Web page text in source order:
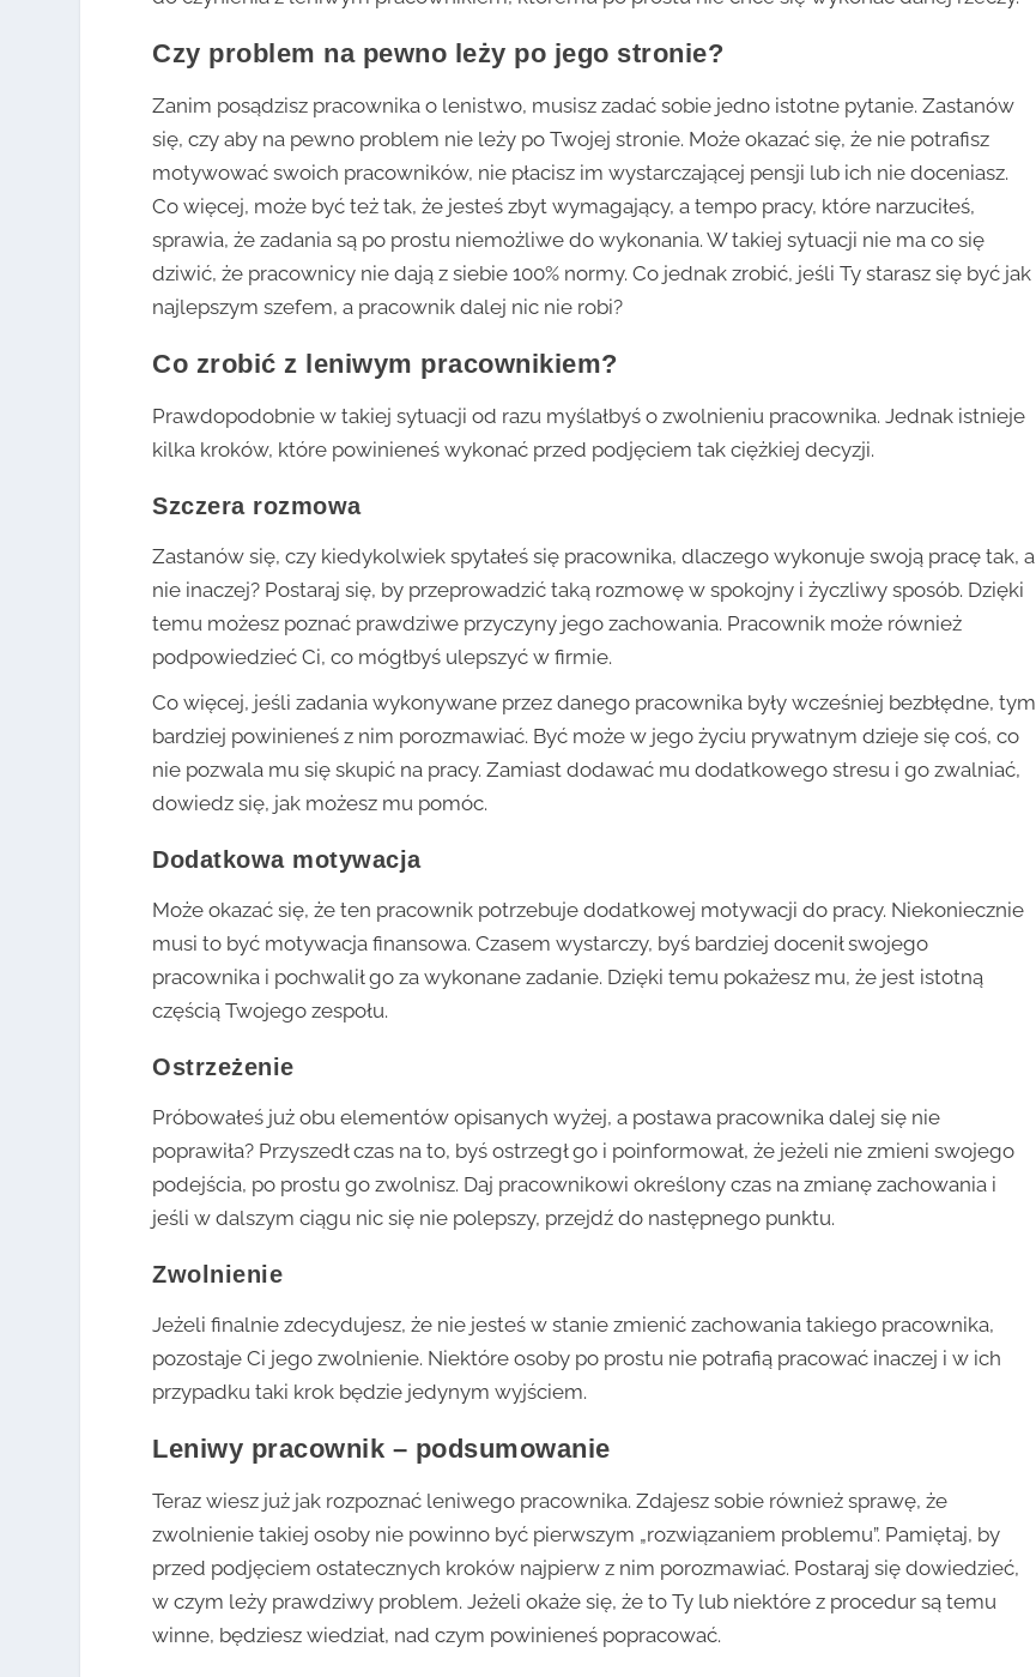
Czy problem na pewno leży po jego stronie?
Zanim posądzisz pracownika o lenistwo, musisz zadać sobie jedno istotne pytanie. Zastanów
się, czy aby na pewno problem nie leży po Twojej stronie. Może okazać się, że nie potrafisz
motywować swoich pracowników, nie płacisz im wystarczającej pensji lub ich nie doceniasz.
Co więcej, może być też tak, że jesteś zbyt wymagający, a tempo pracy, które narzuciłeś,
sprawia, że zadania są po prostu niemożliwe do wykonania. W takiej sytuacji nie ma co się
dziwić, że pracownicy nie dają z siebie 100% normy. Co jednak zrobić, jeśli Ty starasz się być jak
najlepszym szefem, a pracownik dalej nic nie robi?
Co zrobić z leniwym pracownikiem?
Prawdopodobnie w takiej sytuacji od razu myślałbyś o zwolnieniu pracownika. Jednak istnieje
kilka kroków, które powinieneś wykonać przed podjęciem tak ciężkiej decyzji.
Szczera rozmowa
Zastanów się, czy kiedykolwiek spytałeś się pracownika, dlaczego wykonuje swoją pracę tak, a
nie inaczej? Postaraj się, by przeprowadzić taką rozmowę w spokojny i życzliwy sposób. Dzięki
temu możesz poznać prawdziwe przyczyny jego zachowania. Pracownik może również
podpowiedzieć Ci, co mógłbyś ulepszyć w firmie.
Co więcej, jeśli zadania wykonywane przez danego pracownika były wcześniej bezbłędne, tym
bardziej powinieneś z nim porozmawiać. Być może w jego życiu prywatnym dzieje się coś, co
nie pozwala mu się skupić na pracy. Zamiast dodawać mu dodatkowego stresu i go zwalniać,
dowiedz się, jak możesz mu pomóc.
Dodatkowa motywacja
Może okazać się, że ten pracownik potrzebuje dodatkowej motywacji do pracy. Niekoniecznie
musi to być motywacja finansowa. Czasem wystarczy, byś bardziej docenił swojego
pracownika i pochwalił go za wykonane zadanie. Dzięki temu pokażesz mu, że jest istotną
częścią Twojego zespołu.
Ostrzeżenie
Próbowałeś już obu elementów opisanych wyżej, a postawa pracownika dalej się nie
poprawiła? Przyszedł czas na to, byś ostrzegł go i poinformował, że jeżeli nie zmieni swojego
podejścia, po prostu go zwolnisz. Daj pracownikowi określony czas na zmianę zachowania i
jeśli w dalszym ciągu nic się nie polepszy, przejdź do następnego punktu.
Zwolnienie
Jeżeli finalnie zdecydujesz, że nie jesteś w stanie zmienić zachowania takiego pracownika,
pozostaje Ci jego zwolnienie. Niektóre osoby po prostu nie potrafią pracować inaczej i w ich
przypadku taki krok będzie jedynym wyjściem.
Leniwy pracownik – podsumowanie
Teraz wiesz już jak rozpoznać leniwego pracownika. Zdajesz sobie również sprawę, że
zwolnienie takiej osoby nie powinno być pierwszym „rozwiązaniem problemu”. Pamiętaj, by
przed podjęciem ostatecznych kroków najpierw z nim porozmawiać. Postaraj się dowiedzieć,
w czym leży prawdziwy problem. Jeżeli okaże się, że to Ty lub niektóre z procedur są temu
winne, będziesz wiedział, nad czym powinieneś popracować.